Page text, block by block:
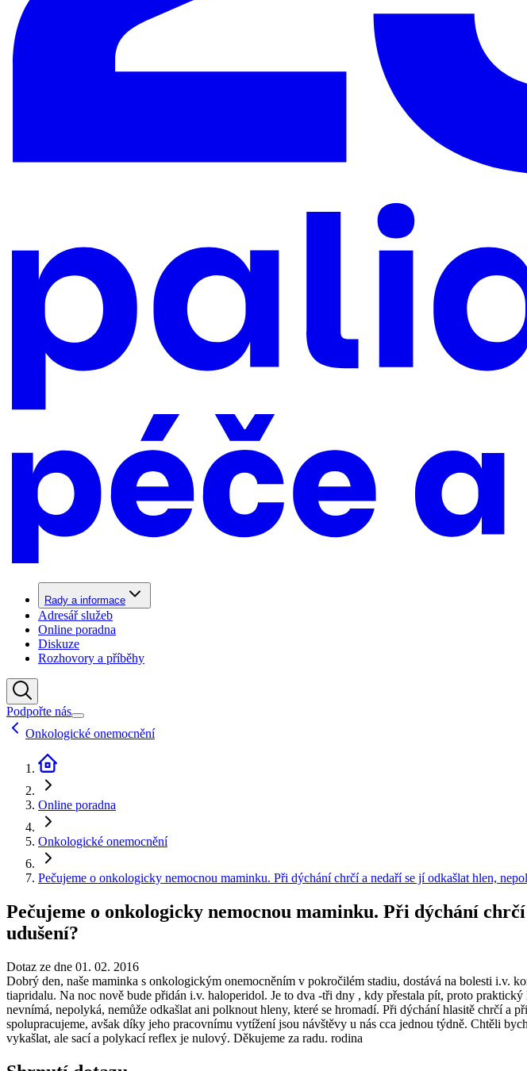
Rady a informace
Adresář služeb
Online poradna
Diskuze
Rozhovory a příběhy
Podpořte nás
Onkologické onemocnění
Online poradna
Onkologické onemocnění
Pečujeme o onkologicky nemocnou maminku. Při dýchání chrčí a nedaří se jí odkašlat hlen,
Pečujeme o onkologicky nemocnou maminku. Při dýchání
udušení?
Dotaz ze dne 01. 02. 2016
Dobrý den, naše maminka s onkologickým onemocněním v pokročilém stadiu, dostává na bolesti
tiapridalu. Na noc nově bude přidán i.v. haloperidol. Je to dva -tři dny , kdy přestala pít, proto
nevnímá, nepolyká, nemůže odkašlat ani polknout hleny, které se hromadí. Při dýchání hlasitě chrčí a
spolupracujeme, avšak díky jeho pracovnímu vytížení jsou návštěvy u nás cca jednou týdně. Chtěli
vykašlat, ale sací a polykací reflex je nulový. Děkujeme za radu. rodina